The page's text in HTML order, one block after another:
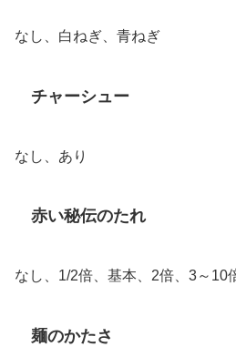
なし、白ねぎ、青ねぎ
チャーシュー
なし、あり
赤い秘伝のたれ
なし、1/2倍、基本、2倍、3～10
麺のかたさ